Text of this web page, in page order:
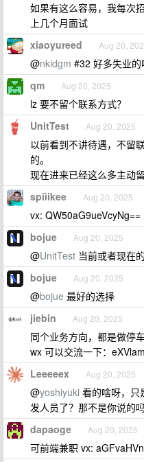
如果有这么容易，我每次
上几个月面试
xiaoyureed Aug 20,
@nkidgm #32 好多失业
qm Aug 20, 2025
lz 要不留个联系方式？
UnitTest Aug 20, 2025
以前看到不讲待遇，不留
的。
现在进来已经这么多主动
spiiikee Aug 20, 2025
vx: QW50aG9ueVcyNg==
bojue Aug 20, 2025
@UnitTest 当前或者现在
bojue Aug 20, 2025
@bojue 最好的选择
jiebin Aug 20, 2025
同个业务方向，都是做停
wx 可以交流一下：
Leeeeex Aug 20, 2025
@yoshiyuki 看的啥呀，只
发人员了？那不是你说的
dapaoge Aug 20, 2025
可前端兼职 vx: